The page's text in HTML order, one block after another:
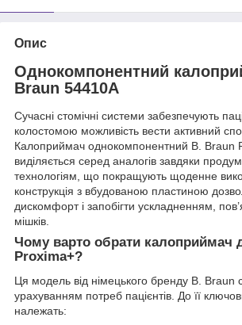
Опис
Однокомпонентний
Braun 54410A
Сучасні стомічні системи забезпечують
колостомою можливість вести активний
Калоприймач однокомпонентний B. Braun
виділяється серед аналогів завдяки
технологіям, що покращують щоденне
конструкція з вбудованою пластиною
дискомфорт і запобігти ускладненням,
мішків.
Чому варто обрати калоприймач
Proxima+?
Ця модель від німецького бренду B. Braun
урахуванням потреб пацієнтів. До її
належать: